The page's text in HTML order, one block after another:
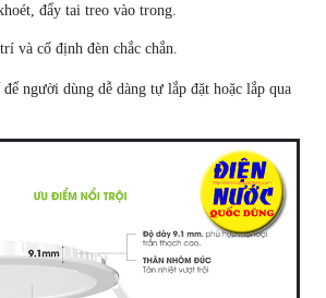
đẩy tai treo vào trong.
và cố định đèn chắc chắn.
người dùng dễ dàng tự lắp đặt hoặc lắp qua